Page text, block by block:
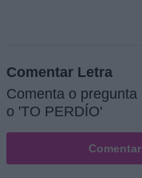
Comentar Letra
Comenta o
o 'TO PERDÍO'
Comentar